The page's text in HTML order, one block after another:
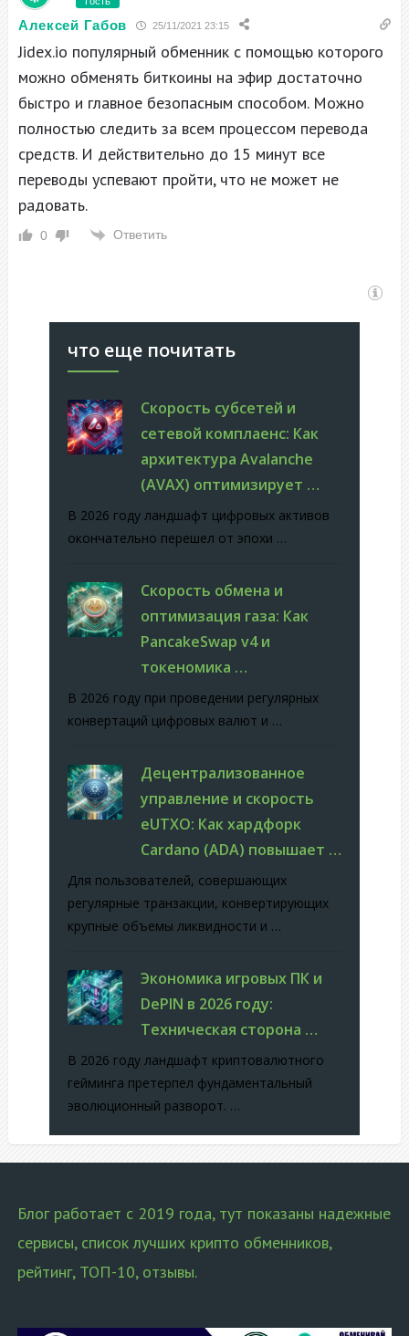
Алексей Габов 25/11/2021 23:15
Jidex.io популярный обменник с помощью которого
можно обменять биткоины на эфир достаточно
быстро и главное безопасным способом. Можно
полностью следить за всем процессом перевода
средств. И действительно до 15 минут все
переводы успевают пройти, что не может не
радовать.
0 Ответить
что еще почитать
Скорость субсетей и
сетевой комплаенс: Как
архитектура Avalanche
(AVAX) оптимизирует …
В 2026 году ландшафт цифровых активов
окончательно перешел от эпохи …
Скорость обмена и
оптимизация газа: Как
PancakeSwap v4 и
токеномика …
В 2026 году при проведении регулярных
конвертаций цифровых валют и …
Децентрализованное
управление и скорость
eUTXO: Как хардфорк
Cardano (ADA) повышает …
Для пользователей, совершающих
регулярные транзакции, конвертирующих
крупные объемы ликвидности и …
Экономика игровых ПК и
DePIN в 2026 году:
Техническая сторона …
В 2026 году ландшафт криптовалютного
гейминга претерпел фундаментальный
эволюционный разворот. …
Блог работает с 2019 года, тут показаны надежные
сервисы, список лучших крипто обменников,
рейтинг, ТОП-10, отзывы.